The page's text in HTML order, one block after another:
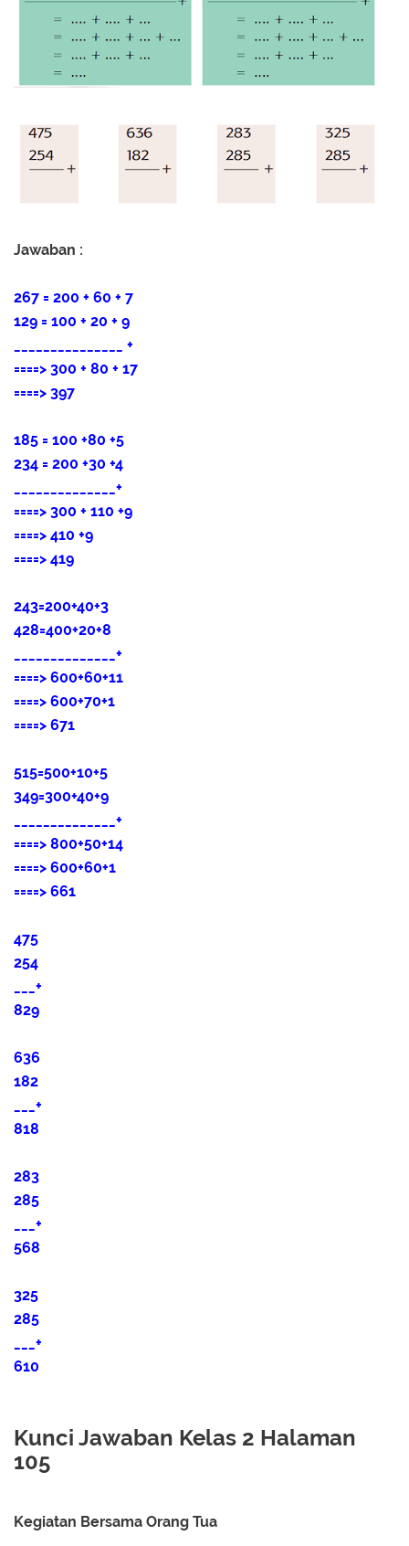
Jawaban :
267 = 200 + 60 + 7
129 = 100 + 20 + 9
+
====> 300 + 80 + 17
====> 397
185 = 100 +80 +5
234 = 200 +30 +4
______________+
====> 300 + 110 +9
====> 410 +9
====> 419
243=200+40+3
428=400+20+8
______________+
====> 600+60+11
====> 600+70+1
====> 671
515=500+10+5
349=300+40+9
______________+
====> 800+50+14
====> 600+60+1
====> 661
475
254
___+
829
636
182
___+
818
283
285
___+
568
325
285
___+
610
Kunci Jawaban Kelas 2 Halaman
105
Kegiatan Bersama Orang Tua